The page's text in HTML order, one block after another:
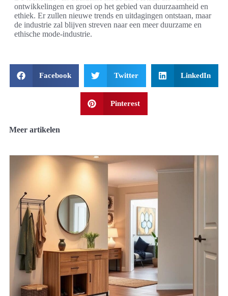
ontwikkelingen en groei op het gebied van duurzaamheid en
ethiek. Er zullen nieuwe trends en uitdagingen ontstaan, maar
de industrie zal blijven streven naar een meer duurzame en
ethische mode-industrie.
Facebook Twitter LinkedIn
Pinterest
Meer artikelen